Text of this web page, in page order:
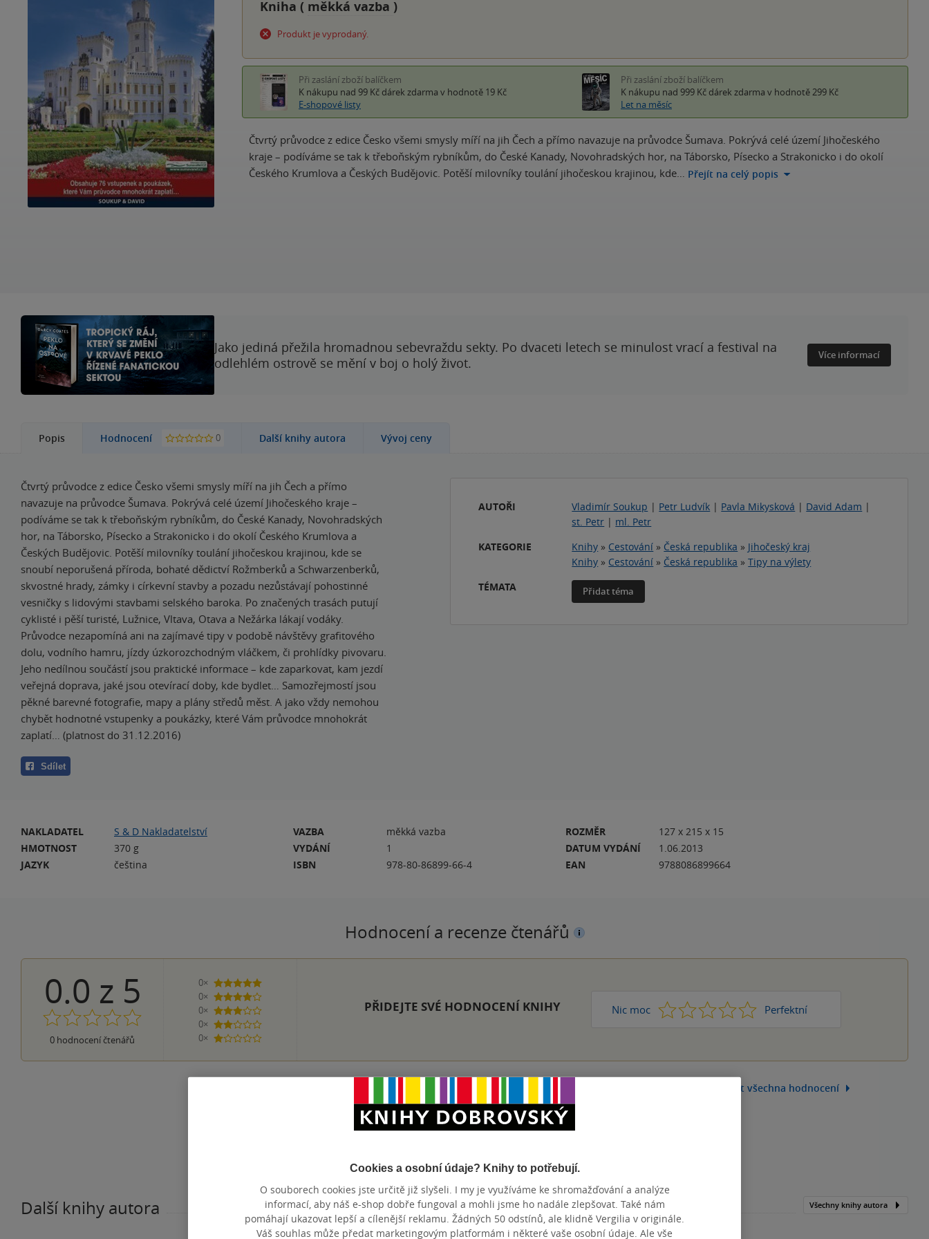
Kniha ( měkká vazba )
Produkt je vyprodaný.
Při zaslání zboží balíčkem
K nákupu nad 99 Kč dárek zdarma v hodnotě 19 Kč
E-shopové listy
Při zaslání zboží balíčkem
K nákupu nad 999 Kč dárek zdarma v hodnotě 299 Kč
Let na měsíc
Čtvrtý průvodce z edice Česko všemi smysly míří na jih Čech a přímo navazuje na průvodce Šumava. Pokrývá celé území Jihočeského
kraje – podíváme se tak k třeboňským rybníkům, do České Kanady, Novohradských hor, na Táborsko, Písecko a Strakonicko i do okolí
Českého Krumlova a Českých Budějovic. Potěší milovníky toulání jihočeskou krajinou, kde… Přejít na celý popis
Jako jediná přežila hromadnou sebevraždu sekty. Po dvaceti letech se minulost vrací a festival na
odlehlém ostrově se mění v boj o holý život.
Více informací
Popis Hodnocení 0 Další knihy autora Vývoj ceny
Čtvrtý průvodce z edice Česko všemi smysly míří na jih Čech a přímo
navazuje na průvodce Šumava. Pokrývá celé území Jihočeského kraje –
podíváme se tak k třeboňským rybníkům, do České Kanady, Novohradských
hor, na Táborsko, Písecko a Strakonicko i do okolí Českého Krumlova a
Českých Budějovic. Potěší milovníky toulání jihočeskou krajinou, kde se
snoubí neporušená příroda, bohaté dědictví Rožmberků a Schwarzenberků,
skvostné hrady, zámky i církevní stavby a pozadu nezůstávají pohostinné
vesničky s lidovými stavbami selského baroka. Po značených trasách putují
cyklisté i pěší turisté, Lužnice, Vltava, Otava a Nežárka lákají vodáky.
Průvodce nezapomíná ani na zajímavé tipy v podobě návštěvy grafitového
dolu, vodního hamru, jízdy úzkorozchodným vláčkem, či prohlídky pivovaru.
Jeho nedílnou součástí jsou praktické informace – kde zaparkovat, kam jezdí
veřejná doprava, jaké jsou otevírací doby, kde bydlet… Samozřejmostí jsou
pěkné barevné fotografie, mapy a plány středů měst. A jako vždy nemohou
chybět hodnotné vstupenky a poukázky, které Vám průvodce mnohokrát
zaplatí… (platnost do 31.12.2016)
Sdílet
AUTOŘI Vladimír Soukup | Petr Ludvík | Pavla Mikysková | David Adam |
st. Petr | ml. Petr
KATEGORIE
Knihy » Cestování » Česká republika » Jihočeský kraj
Knihy » Cestování » Česká republika »Tipy na výlety
TÉMATA
Přidat téma
NAKLADATEL
S & D Nakladatelství
HMOTNOST
370 g
JAZYK
čeština
VAZBA
měkká vazba
VYDÁNÍ
1
ISBN
978-80-86899-66-4
ROZMĚR
127 x 215 x 15
DATUM VYDÁNÍ
1.06.2013
EAN
9788086899664
Hodnocení a recenze čtenářů
0.0 z 5
0 hodnocení čtenářů
0×
5 hvězdiček
0×
4 hvězdičky
0×
3 hvězdičky
0×
2 hvězdičky
0×
1 hvezdička
PŘIDEJTE SVÉ HODNOCENÍ KNIHY Nic moc 1 2 3 4 Perfektní
5
Zobrazit všechna hodnocení
Přidat hodnocení
Další knihy autora Všechny knihy autora
Cookies a osobní údaje? Knihy to potřebují.
O souborech cookies jste určitě již slyšeli. I my je využíváme ke shromažďování a analýze
informací, aby náš e-shop dobře fungoval a mohli jsme ho nadále zlepšovat. Také nám
pomáhají ukazovat lepší a cílenější reklamu. Žádných 50 odstínů, ale klidně Vergilia v originále.
Váš souhlas může předat marketingovým platformám i některé vaše osobní údaje. Ale vše